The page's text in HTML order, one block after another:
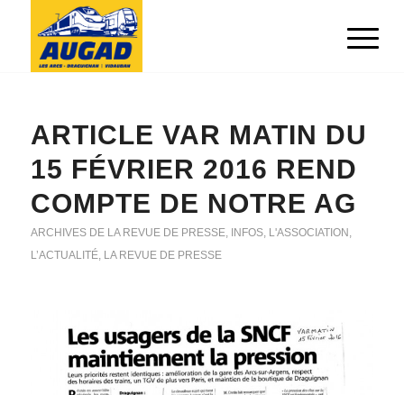
ARTICLE VAR MATIN DU
15 FÉVRIER 2016 REND
COMPTE DE NOTRE AG
ARCHIVES DE LA REVUE DE PRESSE, INFOS, L'ASSOCIATION ,
L’ACTUALITÉ, LA REVUE DE PRESSE